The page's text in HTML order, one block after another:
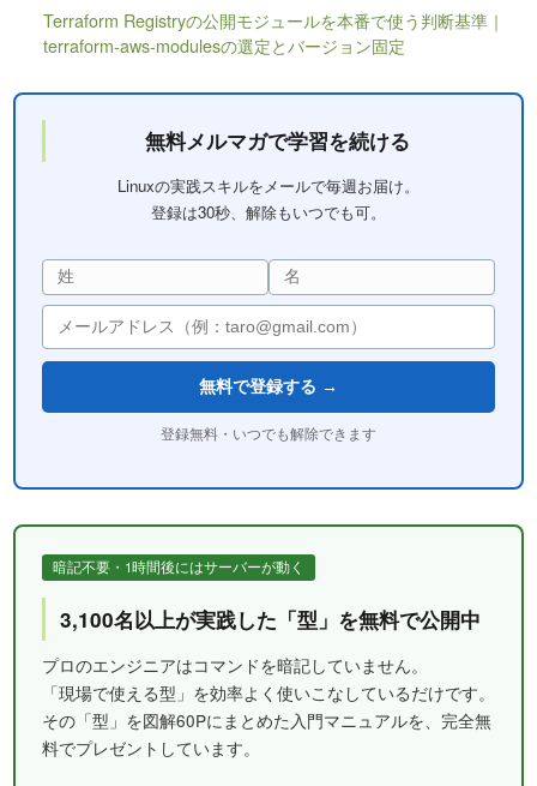
Terraform Registryの公開モジュールを本番で使う判断基準｜
terraform-aws-modulesの選定とバージョン固定
無料メルマガで学習を続ける
Linuxの実践スキルをメールで毎週お届け。
登録は30秒、解除もいつでも可。
無料で登録する →
登録無料・いつでも解除できます
暗記不要・1時間後にはサーバーが動く
3,100名以上が実践した「型」を無料で公開中
プロのエンジニアはコマンドを暗記していません。
「現場で使える型」を効率よく使いこなしているだけです。
その「型」を図解60Pにまとめた入門マニュアルを、完全無
料でプレゼントしています。